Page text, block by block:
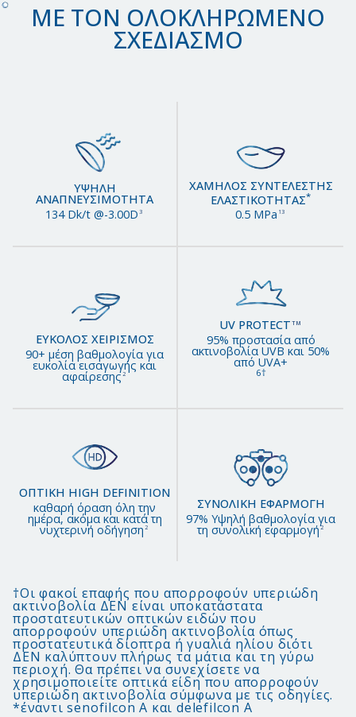
ΜΕ ΤΟΝ ΟΛΟΚΛΗΡΩΜΕΝΟ
ΣΧΕΔΙΑΣΜΟ
ΥΨΗΛΗ
ΑΝΑΠΝΕΥΣΙΜΟΤΗΤΑ
134 Dk/t @-3.00D 3
ΧΑΜΗΛΟΣ ΣΥΝΤΕΛΕΣΤΗΣ
ΕΛΑΣΤΙΚΟΤΗΤΑΣ*
0.5 MPa 13
ΕΥΚΟΛΟΣ ΧΕΙΡΙΣΜΟΣ
90+ μέση βαθμολογία για
ευκολία εισαγωγής και
αφαίρεσης2
UV PROTECT TM
95% προστασία από
ακτινοβολία UVB και 50%
από UVA+
6†
ΟΠΤΙΚΗ HIGH DEFINITION
καθαρή όραση όλη την
ημέρα, ακόμα και κατά τη
νυχτερινή οδήγηση 2
ΣΥΝΟΛΙΚΗ ΕΦΑΡΜΟΓΗ
97% Υψηλή βαθμολογία για
τη συνολική εφαρμογή2
†Οι φακοί επαφής που απορροφούν υπεριώδη
ακτινοβολία ΔΕΝ είναι υποκατάστατα
προστατευτικών οπτικών ειδών που
απορροφούν υπεριώδη ακτινοβολία όπως
προστατευτικά δίοπτρα ή γυαλιά ηλίου διότι
ΔΕΝ καλύπτουν πλήρως τα μάτια και τη γύρω
περιοχή. Θα πρέπει να συνεχίσετε να
χρησιμοποιείτε οπτικά είδη που απορροφούν
υπεριώδη ακτινοβολία σύμφωνα με τις οδηγίες.
*έναντι senofilcon A και delefilcon A